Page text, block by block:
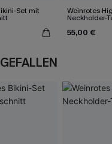
Set mit Weinrotes
Neckholder-
55,00 €